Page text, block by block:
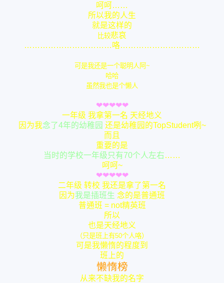
呵呵……
所以我的人生
就是这样的
比较悲哀
……………………………咯…………………………
可是我还是一个聪明人阿~
哈哈
虽然我也是个懒人
❤❤❤❤❤
一年级 我拿第一名 天经地义
因为我念了4年的幼稚园 还是幼稚园的TopStudent咧~
而且
重要的是
当时的学校一年级只有70个人左右……
呵呵~
❤❤❤❤❤
二年级 转校 我还是拿了第一名
因为我是插班生 念的是普通班
普通班 = not精英班
所以
也是天经地义
（只是班上有50个人咯）
可是我懒惰的程度到
班上的
懒惰榜
从来不缺我的名字